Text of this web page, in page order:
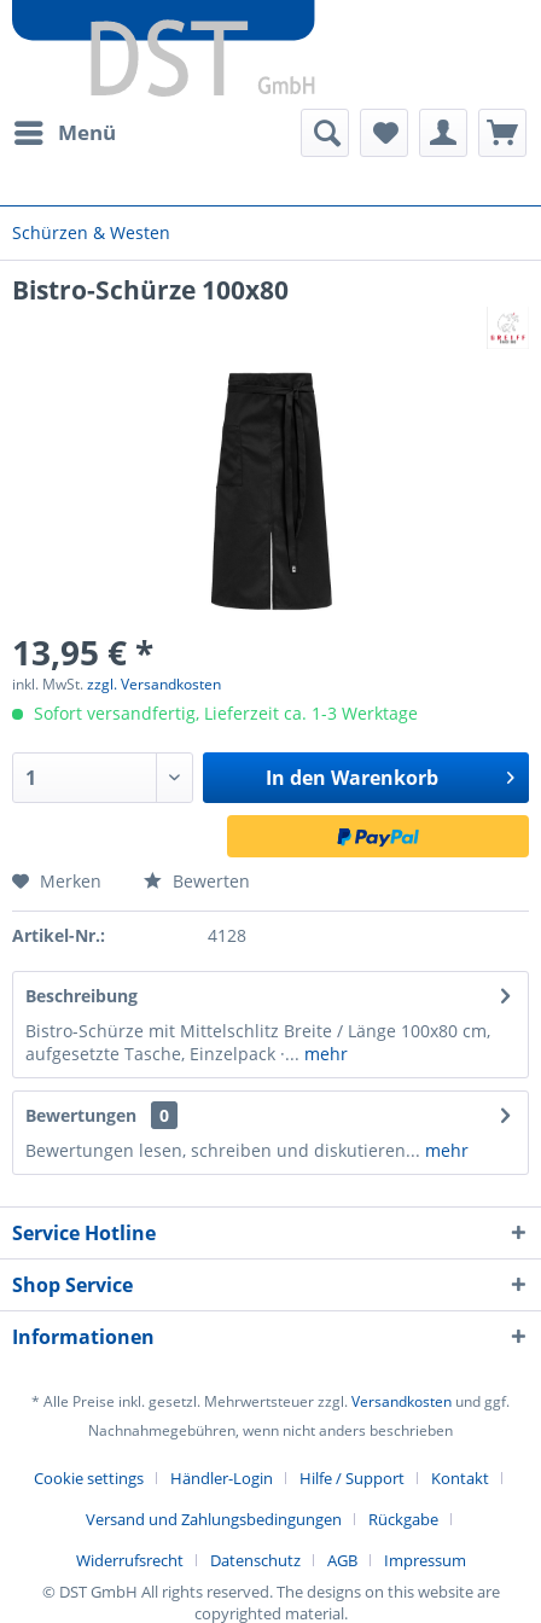
Menü
Schürzen & Westen
Bistro-Schürze 100x80
13,95 € *
inkl. MwSt.zzgl. Versandkosten
Sofort versandfertig, Lieferzeit ca. 1-3 Werktage
In den Warenkorb
Merken Bewerten
Artikel-Nr.: 4128
Beschreibung
Bistro-Schürze mit Mittelschlitz Breite / Länge 100x80 cm,
aufgesetzte Tasche, Einzelpack ·... mehr
Bewertungen
0
Bewertungen lesen, schreiben und diskutieren... mehr
Service Hotline
Shop Service
Informationen
* Alle Preise inkl. gesetzl. Mehrwertsteuer zzgl.Versandkosten und ggf.
Nachnahmegebühren, wenn nicht anders beschrieben
Cookie settings Händler-Login Hilfe / Support
Kontakt
Versand und Zahlungsbedingungen
Rückgabe
Widerrufsrecht
Datenschutz AGB
Impressum
© DST GmbH All rights reserved. The designs on this website are
copyrighted material.